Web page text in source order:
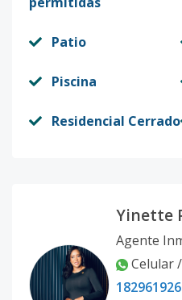
Patio
Piscina
Residencial Cerrado
Yinette
Agente
Celular